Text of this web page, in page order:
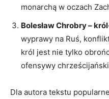
monarchą w oczach
Bolesław Chrobry –
wyprawy na Ruś,
król jest nie tylko
ofensywy
Dla autora tekstu